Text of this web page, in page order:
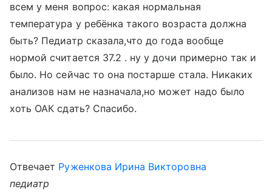
всем у меня вопрос: какая нормальная
температура у ребёнка такого возраста должна
быть? Педиатр сказала,что до года вообще
нормой считается 37.2 . ну у дочи примерно так и
было. Но сейчас то она постарше стала. Никаких
анализов нам не назначала,но может надо было
хоть ОАК сдать? Спасибо.
Отвечает Руженкова Ирина Викторовна
педиатр